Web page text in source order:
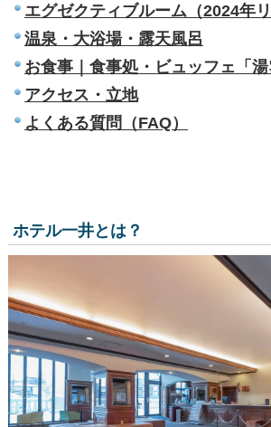
エグゼクティブルーム（2024年リ
温泉・大浴場・露天風呂
お食事｜食事処・ビュッフェ「湯
アクセス・立地
よくある質問（FAQ）
ホテル一井とは？